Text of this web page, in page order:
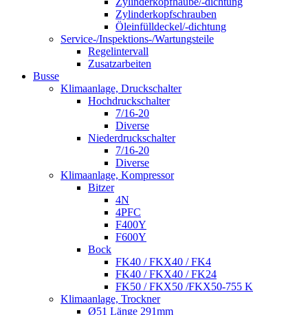
Zylinderkopfschrauben
Öleinfülldeckel/-dichtung
Service-/Inspektions-/Wartungsteile
Regelintervall
Zusatzarbeiten
Busse
Klimaanlage, Druckschalter
Hochdruckschalter
7/16-20
Diverse
Niederdruckschalter
7/16-20
Diverse
Klimaanlage, Kompressor
Bitzer
4N
4PFC
F400Y
F600Y
Bock
FK40 / FKX40 / FK4
FK40 / FKX40 / FK24
FK50 / FKX50 /FKX50-755 K
Klimaanlage, Trockner
Ø51 Länge 291mm